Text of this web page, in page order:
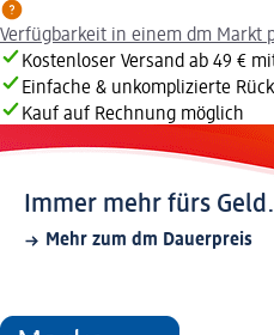
Verfügbarkeit in einem dm Markt
Kostenloser Versand ab 49 €
Einfache & unkomplizierte
Kauf auf Rechnung möglich
Immer mehr fürs Geld.
Mehr zum dm Dauerpreis